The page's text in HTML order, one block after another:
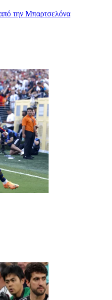
την Μπαρτσελόνα